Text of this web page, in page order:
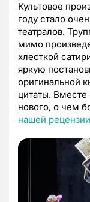
Культовое
году стало
театралов.
мимо
хлесткой
яркую
оригинальной
цитаты.
нового, о чем
нашей рецензии